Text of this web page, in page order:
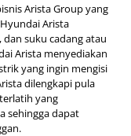
Arista Group yang
Arista
suku cadang atau
Arista menyediakan
yang ingin mengisi
dilengkapi pula
yang
sehingga dapat